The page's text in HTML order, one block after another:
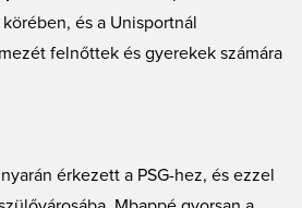
és a Unisportnál
felnőttek és gyerekek számára
érkezett a PSG-hez, és ezzel